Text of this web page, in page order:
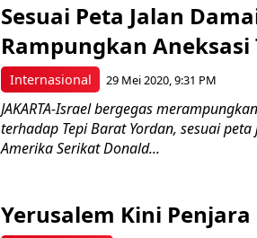
Internasional
Sesuai Peta Jalan
Rampungkan Aneksasi
29 Mei 2020, 9:31 PM
JAKARTA-Israel bergegas
terhadap Tepi Barat Yordan, sesuai
Amerika Serikat Donald...
Yerusalem Kini